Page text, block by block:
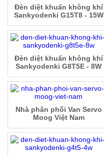
Đèn diệt khuẩn không khí
Sankyodenki G15T8 - 15W
Đèn diệt khuẩn không khí
Sankyodenki G8T5E - 8W
Nhà phân phối Van Servo
Moog Việt Nam